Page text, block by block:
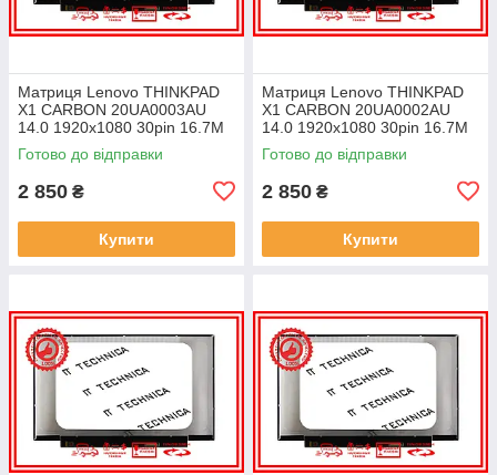
Матриця Lenovo THINKPAD
X1 CARBON 20UA0003AU
14.0 1920x1080 30pin 16.7M
45% NTSC 300 cd/m² для
ноутбука
Готово до відправки
2 850 ₴
Купити
Матриця Lenovo THINKPAD
X1 CARBON 20UA0002AU
14.0 1920x1080 30pin 16.7M
45% NTSC 300 cd/m² для
ноутбука
Готово до відправки
2 850 ₴
Купити